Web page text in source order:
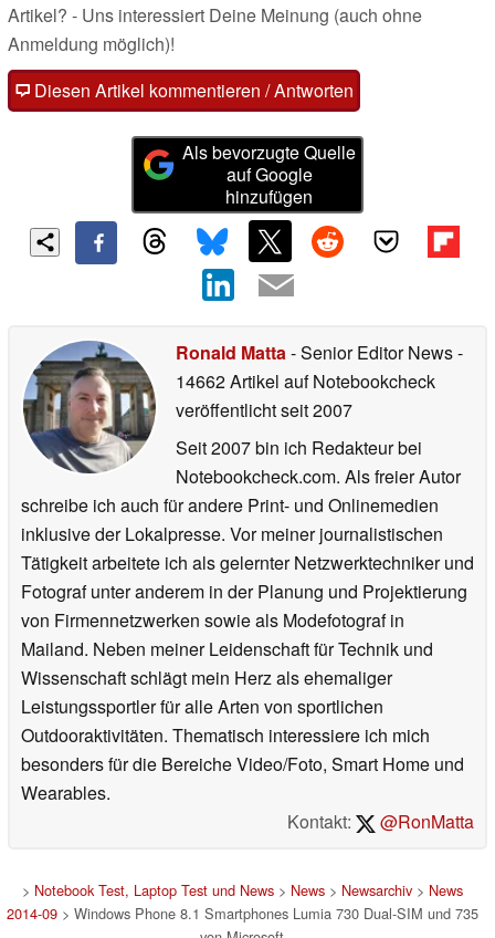
Artikel? - Uns interessiert Deine Meinung (auch ohne
Anmeldung möglich)!
Diesen Artikel kommentieren / Antworten
Als bevorzugte Quelle
auf Google
hinzufügen
Ronald Matta- Senior Editor News-
14662 Artikel auf Notebookcheck
veröffentlichtseit 2007
Seit 2007 bin ich Redakteur bei
Notebookcheck.com. Als freier Autor
schreibe ich auch für andere Print- und Onlinemedien
inklusive der Lokalpresse. Vor meiner journalistischen
Tätigkeit arbeitete ich als gelernter Netzwerktechniker und
Fotograf unter anderem in der Planung und Projektierung
von Firmennetzwerken sowie als Modefotograf in
Mailand. Neben meiner Leidenschaft für Technik und
Wissenschaft schlägt mein Herz als ehemaliger
Leistungssportler für alle Arten von sportlichen
Outdooraktivitäten. Thematisch interessiere ich mich
besonders für die Bereiche Video/Foto, Smart Home und
Wearables.
Kontakt:
@RonMatta
> Notebook Test, Laptop Test und News> News> Newsarchiv> News
2014-09> Windows Phone 8.1 Smartphones Lumia 730 Dual-SIM und 735